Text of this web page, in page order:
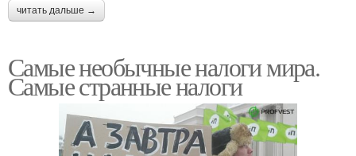
Вопросы про налоги Приколы про налоги
читать дальше →
Самые необычные налоги мира.
Самые странные налоги